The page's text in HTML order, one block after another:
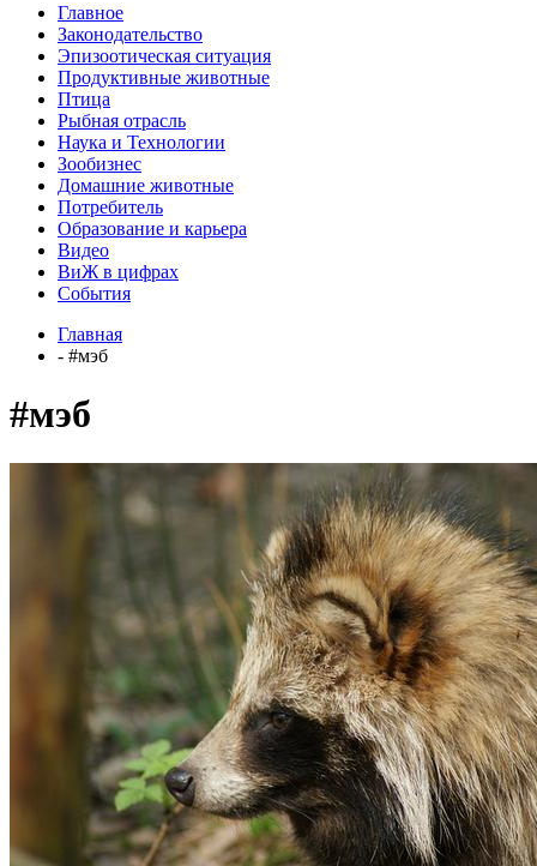
Главное
Законодательство
Эпизоотическая ситуация
Продуктивные животные
Птица
Рыбная отрасль
Наука и Технологии
Зообизнес
Домашние животные
Потребитель
Образование и карьера
Видео
ВиЖ в цифрах
События
Главная
- #мэб
#мэб